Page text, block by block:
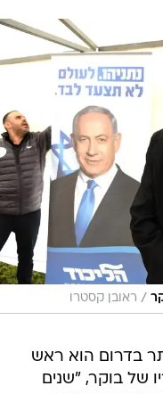
/ ראובן קסטרו
בדרום הוא ראש
של בוקר, "שנים